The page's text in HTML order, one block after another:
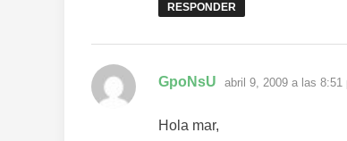
RESPONDER
GpoNsU dice:
abril 9, 2009 a las 8:51
Hola mar,